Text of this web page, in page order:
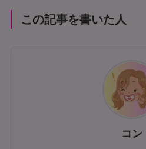
この記事を書いた人
コン